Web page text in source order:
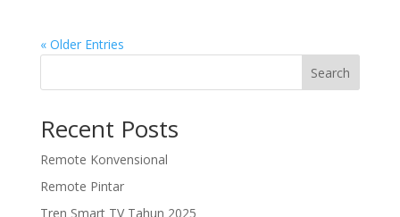
« Older Entries
Search
Recent Posts
Remote Konvensional
Remote Pintar
Tren Smart TV Tahun 2025